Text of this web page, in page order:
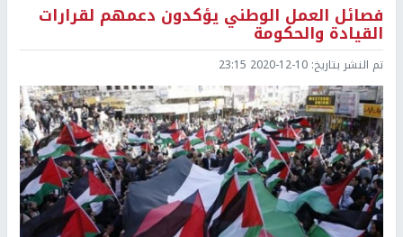
فصائل العمل الوطني يؤكدون دعمهم لقرارات
القيادة والحكومة
تم النشر بتاريخ: 2020-12-10 23:15